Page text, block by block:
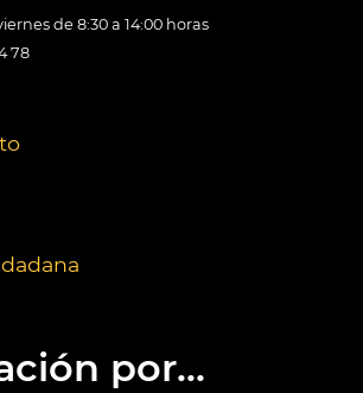
de 8:30 a 14:00 horas
78
por...